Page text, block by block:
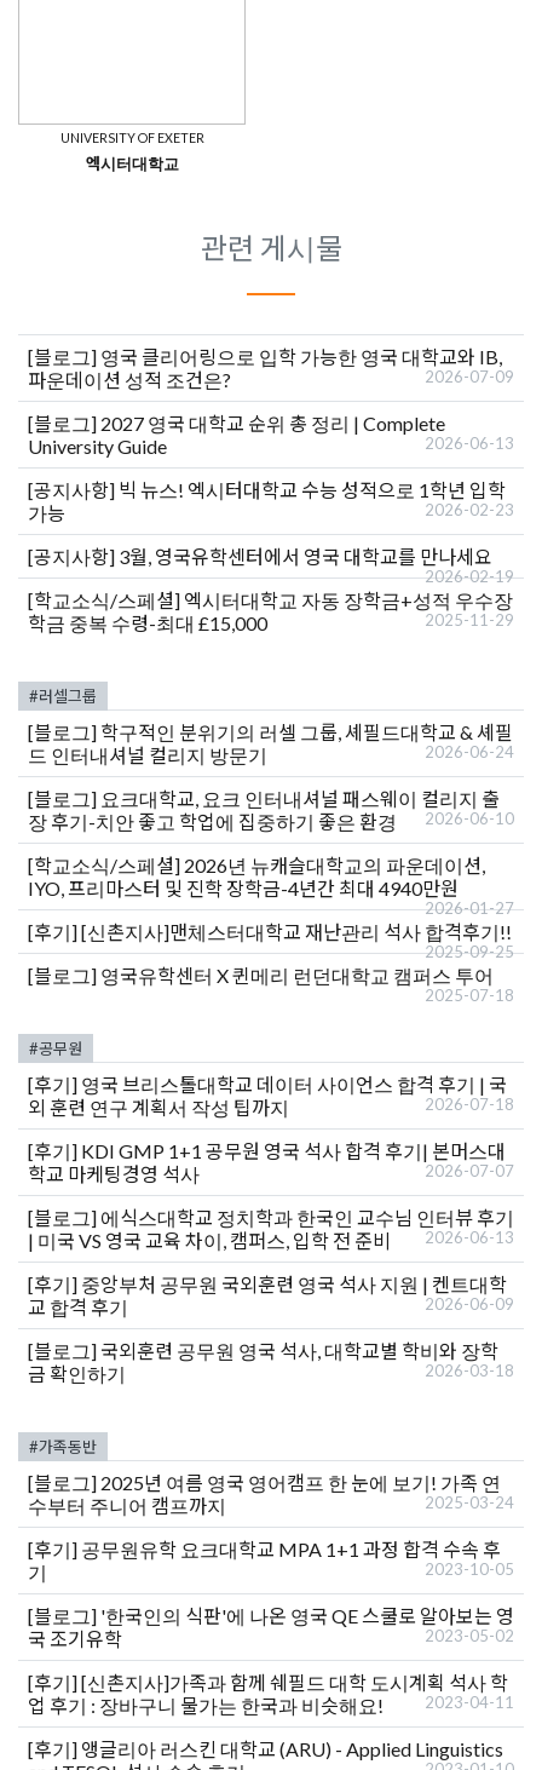
UNIVERSITY OF EXETER
엑시터대학교
관련 게시물
[블로그] 영국 클리어링으로 입학 가능한 영국 대학교와 IB,
파운데이션 성적 조건은?
2026-07-09
[블로그] 2027 영국 대학교 순위 총 정리 | Complete
University Guide
2026-06-13
[공지사항] 빅 뉴스! 엑시터대학교 수능 성적으로 1학년 입학
가능
2026-02-23
[공지사항] 3월, 영국유학센터에서 영국 대학교를 만나세요
2026-02-19
[학교소식/스페셜] 엑시터대학교 자동 장학금+성적 우수장
학금 중복 수령-최대 £15,000
2025-11-29
#러셀그룹
[블로그] 학구적인 분위기의 러셀 그룹, 셰필드대학교 & 셰필
드 인터내셔널 컬리지 방문기
2026-06-24
[블로그] 요크대학교, 요크 인터내셔널 패스웨이 컬리지 출
장 후기-치안 좋고 학업에 집중하기 좋은 환경
2026-06-10
[학교소식/스페셜] 2026년 뉴캐슬대학교의 파운데이션,
IYO, 프리마스터 및 진학 장학금-4년간 최대 4940만원
2026-01-27
[후기][신촌지사]맨체스터대학교 재난관리 석사 합격후기!!
2025-09-25
[블로그] 영국유학센터 X 퀸메리 런던대학교 캠퍼스 투어
2025-07-18
#공무원
[후기] 영국 브리스톨대학교 데이터 사이언스 합격 후기 | 국
외 훈련 연구 계획서 작성 팁까지
2026-07-18
[후기] KDI GMP 1+1 공무원 영국 석사 합격 후기| 본머스대
학교 마케팅경영 석사
2026-07-07
[블로그] 에식스대학교 정치학과 한국인 교수님 인터뷰 후기
| 미국 VS 영국 교육 차이, 캠퍼스, 입학 전 준비
2026-06-13
[후기] 중앙부처 공무원 국외훈련 영국 석사 지원 | 켄트대학
교 합격 후기
2026-06-09
[블로그] 국외훈련 공무원 영국 석사, 대학교별 학비와 장학
금 확인하기
2026-03-18
#가족동반
[블로그] 2025년 여름 영국 영어캠프 한 눈에 보기! 가족 연
수부터 주니어 캠프까지
2025-03-24
[후기] 공무원유학 요크대학교 MPA 1+1 과정 합격 수속 후
기
2023-10-05
[블로그] '한국인의 식판'에 나온 영국 QE 스쿨로 알아보는 영
국 조기유학
2023-05-02
[후기][신촌지사]가족과 함께 쉐필드 대학 도시계획 석사 학
업 후기 : 장바구니 물가는 한국과 비슷해요!
2023-04-11
[후기] 앵글리아 러스킨 대학교 (ARU) - Applied Linguistics